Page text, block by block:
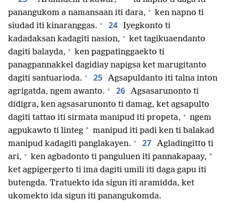
panangukom a namansaan iti dara, + ken napno ti
siudad iti kinaranggas. + 24 Iyegkonto ti
kadadaksan kadagiti nasion, + ket tagikuaendanto
dagiti balayda, + ken pagpatinggaekto ti
panagpannakkel dagidiay napigsa ket marugitanto
dagiti santuarioda. + 25 Agsapuldanto iti talna inton
agrigatda, ngem awanto. + 26 Agsasarunonto ti
didigra, ken agsasarunonto ti damag, ket agsapulto
dagiti tattao iti sirmata manipud iti propeta, + ngem
agpukawto ti linteg * manipud iti padi ken ti balakad
manipud kadagiti panglakayen. + 27 Agladingitto ti
ari, + ken agbadonto ti panguluen iti pannakapaay, *
ket agpigergerto ti ima dagiti umili iti daga gapu iti
butengda. Tratuekto ida sigun iti aramidda, ket
ukomekto ida sigun iti panangukomda.